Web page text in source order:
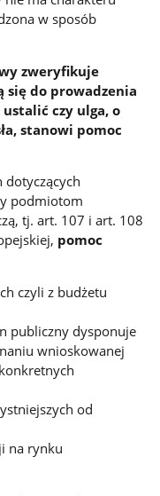
w sposób
zweryfikuje
się do prowadzenia
czy ulga, o
stanowi pomoc
podmiotom
tj. art. 107 i art. 108
pomoc
czyli z budżetu
publiczny dysponuje
wnioskowanej
od
na rynku